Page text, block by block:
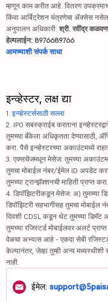
म्हणून काम करीत आहे. वितरण
किंवा आर्बिट्रेशन यंत्रणेचा ॲक्सेस नसेल.
अनुपालन अधिकारी: श्री. रवींद्र
हेल्पलाईन: 8976689766
आमच्याशी संपर्क साधा
इन्व्हेस्टर, लक्ष द्या
1. इन्व्हेस्टर्ससाठी सल्ला
2. IPO सबस्क्राईब करताना
तुमच्या बँकेला अधिकृतता देण्यासाठी,
करा. पैसे इन्व्हेस्टरच्या अकाउंटमध्ये
3. एक्सचेंजमधून मेसेज: तुमच्या
तुमचा मोबाईल नंबर/ईमेल ID अपडेट
तुमच्या ट्रान्झॅक्शनची माहिती प्राप्त
4. डिपॉझिटरीकडून मेसेज: अ) तुमच्या
डिपॉझिटरी सहभागीसह तुमचा मोबाईल
दिवशी CDSL कडून थेट तुमच्या डिमॅट
तुमच्या रजिस्टर्ड मोबाईलवर अलर्ट
वेळचा अभ्यास आहे - एकदा सेबी
केल्यानंतर, जेव्हा तुम्ही अन्य
नाही.
ईमेल: